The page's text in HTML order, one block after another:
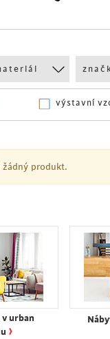
výstavní
produkt.
urban
›